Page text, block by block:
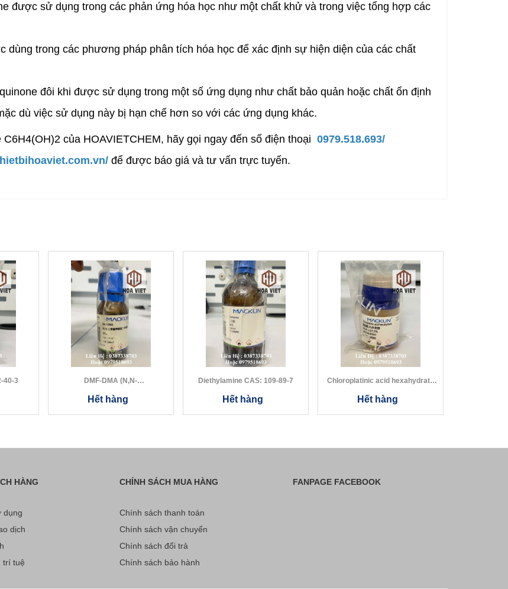
được sử dụng trong các phản ứng hóa học như một chất khử và trong việc tổng hợp các
trong các phương pháp phân tích hóa học để xác định sự hiện diện của các chất
đôi khi được sử dụng trong một số ứng dụng như chất bảo quản hoặc chất ổn định
dù việc sử dụng này bị hạn chế hơn so với các ứng dụng khác.
của HOAVIETCHEM, hãy gọi ngay đến số điện thoại 0979.518.693/
để được báo giá và tư vấn trực tuyến.
40-3
DMF-DMA (N,N-
Hết hàng
Diethylamine CAS: 109-89-7
Hết hàng
Chloroplatinic acid hexahydrate
Hết hàng
HÀNG
dụng
dịch
trí tuệ
CHÍNH SÁCH MUA HÀNG
Chính sách thanh toán
Chính sách vận chuyển
Chính sách đổi trả
Chính sách bảo hành
FANPAGE FACEBOOK